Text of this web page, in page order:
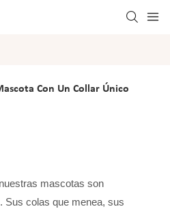
Con Un Collar Único
mascotas son
Sus colas que menea, sus